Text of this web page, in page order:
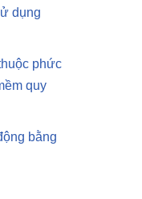
dụng
phức
quy
bằng